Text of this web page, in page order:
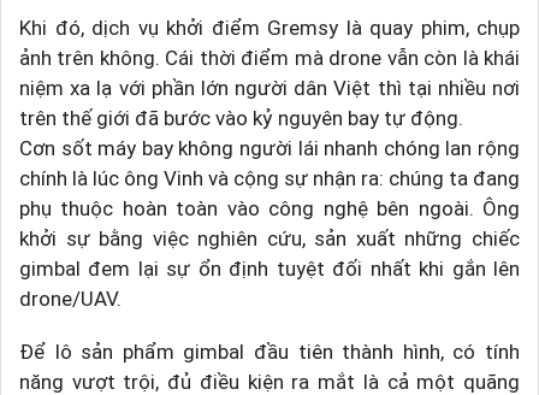
Khi đó, dịch vụ khởi điểm Gremsy là quay phim, chụp
ảnh trên không. Cái thời điểm mà drone vẫn còn là khái
niệm xa lạ với phần lớn người dân Việt thì tại nhiều nơi
trên thế giới đã bước vào kỷ nguyên bay tự động.
Cơn sốt máy bay không người lái nhanh chóng lan rộng
chính là lúc ông Vinh và cộng sự nhận ra: chúng ta đang
phụ thuộc hoàn toàn vào công nghệ bên ngoài. Ông
khởi sự bằng việc nghiên cứu, sản xuất những chiếc
gimbal đem lại sự ổn định tuyệt đối nhất khi gắn lên
drone/UAV.
Để lô sản phẩm gimbal đầu tiên thành hình, có tính
năng vượt trội, đủ điều kiện ra mắt là cả một quãng